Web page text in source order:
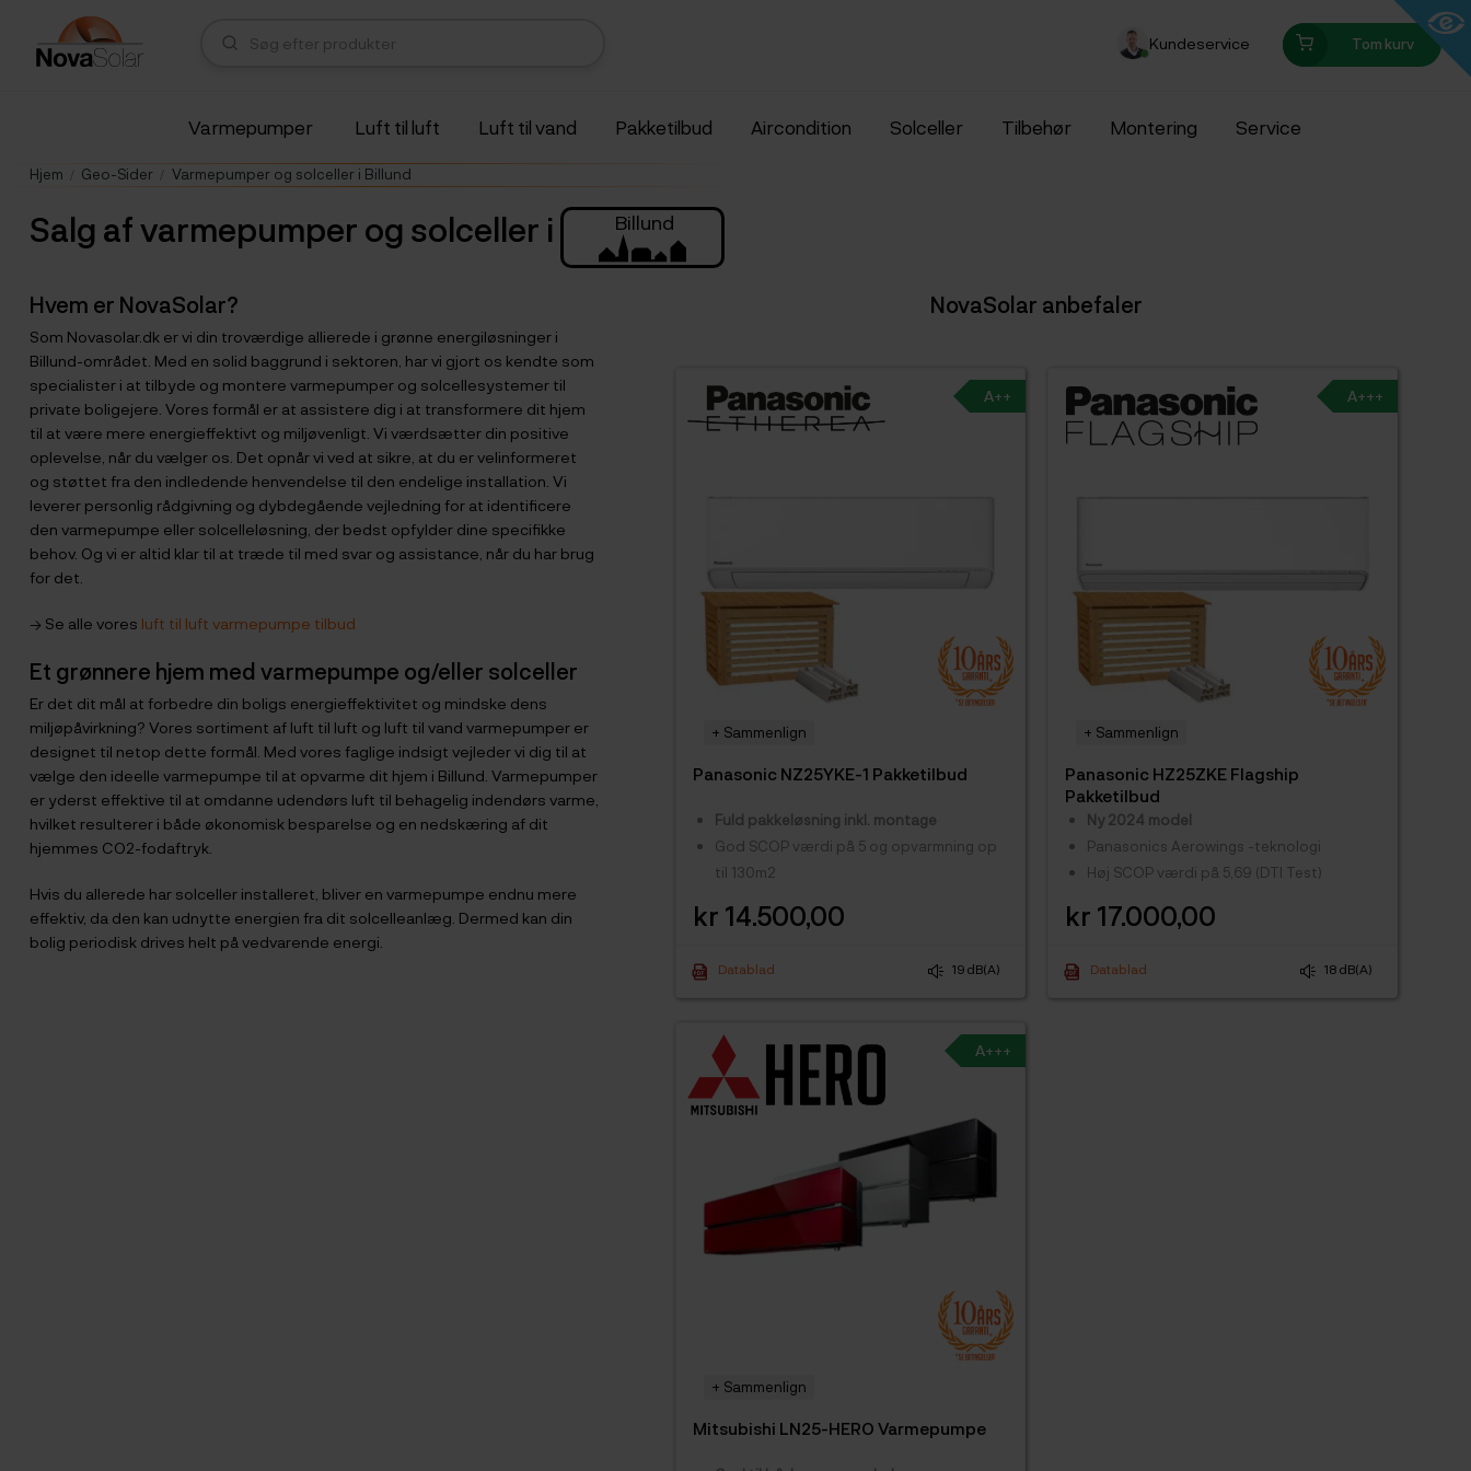
Kundeservice Tom kurv
Varmepumper Luft til luft Luft til vand Pakketilbud Aircondition Solceller Tilbehør Montering Service
Hjem Geo-Sider Varmepumper og solceller i Billund
Salg af varmepumper og solceller i Billund
Hvem er NovaSolar?
Som Novasolar.dk er vi din troværdige allierede i grønne energiløsninger i
Billund-området. Med en solid baggrund i sektoren, har vi gjort os kendte som
specialister i at tilbyde og montere varmepumper og solcellesystemer til
private boligejere. Vores formål er at assistere dig i at transformere dit hjem
til at være mere energieffektivt og miljøvenligt. Vi værdsætter din positive
oplevelse, når du vælger os. Det opnår vi ved at sikre, at du er velinformeret
og støttet fra den indledende henvendelse til den endelige installation. Vi
leverer personlig rådgivning og dybdegående vejledning for at identificere
den varmepumpe eller solcelleløsning, der bedst opfylder dine specifikke
behov. Og vi er altid klar til at træde til med svar og assistance, når du har brug
for det.
→ Se alle vores luft til luft varmepumpe tilbud
Et grønnere hjem med varmepumpe og/eller solceller
Er det dit mål at forbedre din boligs energieffektivitet og mindske dens
miljøpåvirkning? Vores sortiment af luft til luft og luft til vand varmepumper er
designet til netop dette formål. Med vores faglige indsigt vejleder vi dig til at
vælge den ideelle varmepumpe til at opvarme dit hjem i Billund. Varmepumper
er yderst effektive til at omdanne udendørs luft til behagelig indendørs varme,
hvilket resulterer i både økonomisk besparelse og en nedskæring af dit
hjemmes CO2-fodaftryk.
Hvis du allerede har solceller installeret, bliver en varmepumpe endnu mere
effektiv, da den kan udnytte energien fra dit solcelleanlæg. Dermed kan din
bolig periodisk drives helt på vedvarende energi.
NovaSolar anbefaler
A++
+ Sammenlign
Panasonic NZ25YKE-1 Pakketilbud
Fuld pakkeløsning inkl. montage
God SCOP værdi på 5 og opvarmning op
til 130m2
Få hele 10 års garanti med vores
Pris
kr 14.500,00
Datablad 19 dB(A)
A+++
+ Sammenlign
Panasonic HZ25ZKE Flagship
Pakketilbud
Ny 2024 model
Panasonics Aerowings -teknologi
Høj SCOP værdi på 5,69 (DTI Test)
loyalitetsgaranti -
Pris
kr 17.000,00
Datablad 18 dB(A)
A+++
+ Sammenlign
Mitsubishi LN25-HERO Varmepumpe